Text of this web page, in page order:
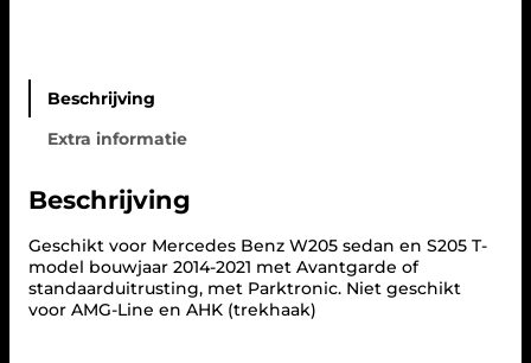
K
a
s
a
n
d
a
Beschrijving
Extra informatie
Beschrijving
Geschikt voor Mercedes Benz W205 sedan en S205 T-
model bouwjaar 2014-2021 met Avantgarde of
standaarduitrusting, met Parktronic. Niet geschikt
voor AMG-Line en AHK (trekhaak)